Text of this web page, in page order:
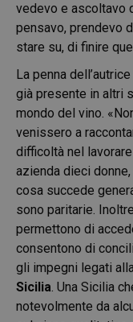
vedevo e ascoltavo
pensavo, prendevo
stare su, di finire
La penna
già presente in altri
mondo del vino.
venissero a
difficoltà nel
azienda dieci
cosa succede
sono paritarie.
permettono di
consentono di
gli impegni legati
Sicilia. Una Sicilia
notevolmente da